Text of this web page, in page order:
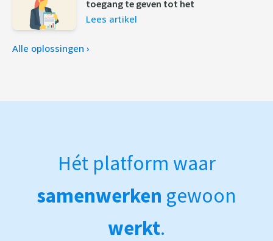
toegang te geven tot het
Lees artikel
Alle oplossingen ›
Hét platform waar
samenwerken gewoon
werkt.